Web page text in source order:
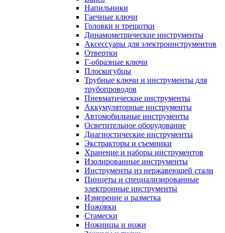
Напильники
Гаечные ключи
Головки и трещотки
Динамометрические инструменты
Аксессуары для электроинструментов
Отвертки
Г-образные ключи
Плоскогубцы
Трубные ключи и инструменты для
трубопроводов
Пневматические инструменты
Аккумуляторные инструменты
Автомобильные инструменты
Осветительное оборудование
Диагностические инструменты
Экстракторы и съемники
Хранение и наборы инструментов
Изолированные инструменты
Инструменты из нержавеющей стали
Пинцеты и специализированные
электронные инструменты
Измерение и разметка
Ножовки
Стамески
Ножницы и ножи